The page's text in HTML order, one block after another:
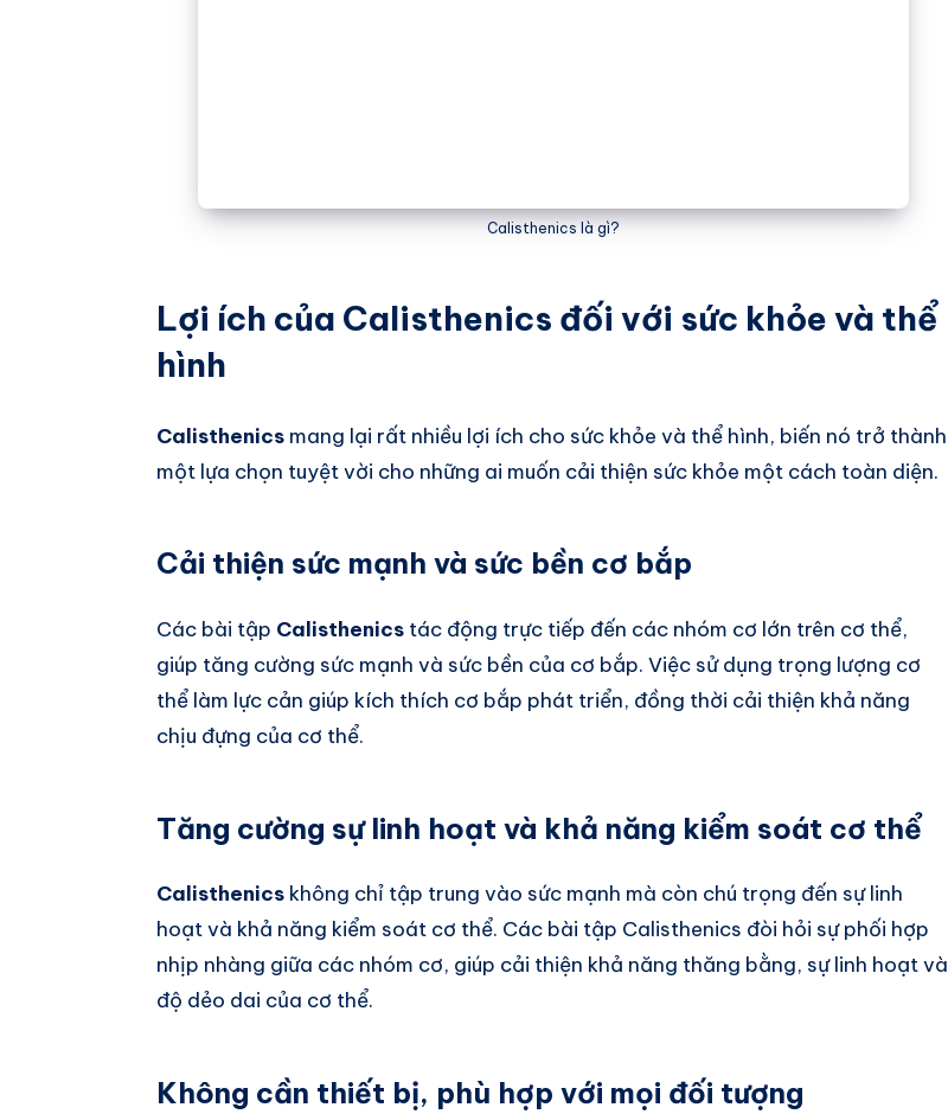
Calisthenics là gì?
Lợi ích của Calisthenics đối với sức khỏe và thể
hình
Calisthenics mang lại rất nhiều lợi ích cho sức khỏe và thể hình, biến nó trở thành
một lựa chọn tuyệt vời cho những ai muốn cải thiện sức khỏe một cách toàn diện.
Cải thiện sức mạnh và sức bền cơ bắp
Các bài tập Calisthenics tác động trực tiếp đến các nhóm cơ lớn trên cơ thể,
giúp tăng cường sức mạnh và sức bền của cơ bắp. Việc sử dụng trọng lượng cơ
thể làm lực cản giúp kích thích cơ bắp phát triển, đồng thời cải thiện khả năng
chịu đựng của cơ thể.
Tăng cường sự linh hoạt và khả năng kiểm soát cơ thể
Calisthenics không chỉ tập trung vào sức mạnh mà còn chú trọng đến sự linh
hoạt và khả năng kiểm soát cơ thể. Các bài tập Calisthenics đòi hỏi sự phối hợp
nhịp nhàng giữa các nhóm cơ, giúp cải thiện khả năng thăng bằng, sự linh hoạt và
độ dẻo dai của cơ thể.
Không cần thiết bị, phù hợp với mọi đối tượng